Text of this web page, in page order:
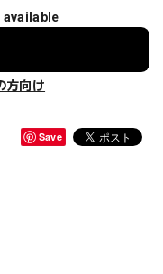
available
方向け
Save